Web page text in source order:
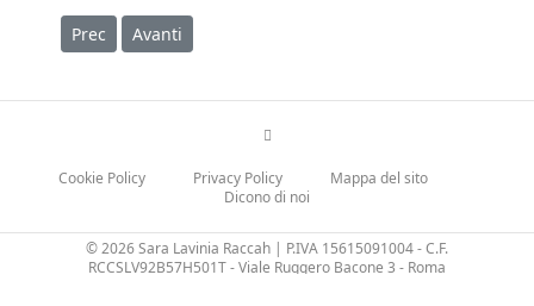
Articolo precedente: Linee guida realizzazione giardino
Prec Articolo successivo: Tavoli da giardino, quali
Avanti
Cookie Policy Privacy Policy
Mappa del sito
Dicono di noi
© 2026 Sara Lavinia Raccah | P.IVA 15615091004 - C.F.
RCCSLV92B57H501T - Viale Ruggero Bacone 3 - Roma